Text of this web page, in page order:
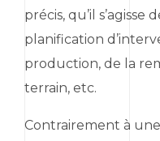
précis, qu’il
planification
production, de la
terrain, etc.
Contrairement à